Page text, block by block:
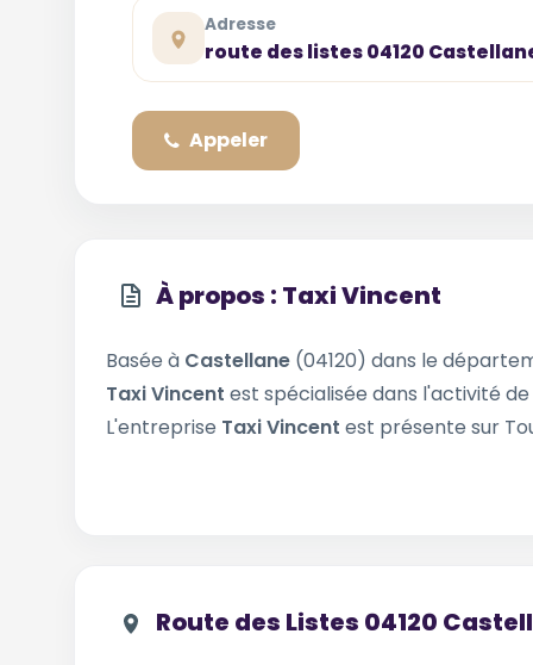
Adresse
route des listes 04120
Appeler
À propos : Taxi Vincent
Basée à Castellane (04120) dans le
Taxi Vincent est spécialisée dans l'activité de
L'entreprise Taxi Vincent est présente sur
Route des Listes 04120